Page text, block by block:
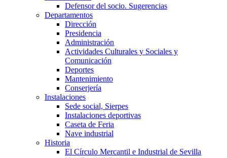
Defensor del socio. Sugerencias
Departamentos
Dirección
Presidencia
Administración
Actividades Culturales y Sociales y
Comunicación
Deportes
Mantenimiento
Conserjería
Instalaciones
Sede social, Sierpes
Instalaciones deportivas
Caseta de Feria
Nave industrial
Historia
El Círculo Mercantil e Industrial de Sevilla